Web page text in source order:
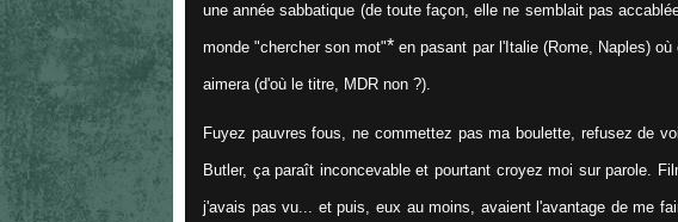
une année sabbatique (de toute façon, elle ne semblait pas
monde "chercher son mot"* en pasant par l'Italie (Rome, Naples)
aimera (d'où le titre, MDR non ?).
Fuyez pauvres fous, ne commettez pas ma boulette, refusez de
Butler, ça paraît inconcevable et pourtant croyez moi sur parole.
j'avais pas vu... et puis, eux au moins, avaient l'avantage de me